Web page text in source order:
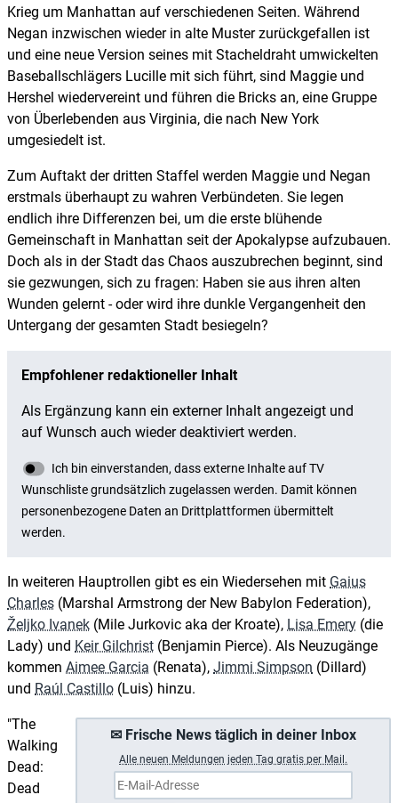
Krieg um Manhattan auf verschiedenen Seiten. Während
Negan inzwischen wieder in alte Muster zurückgefallen ist
und eine neue Version seines mit Stacheldraht umwickelten
Baseballschlägers Lucille mit sich führt, sind Maggie und
Hershel wiedervereint und führen die Bricks an, eine Gruppe
von Überlebenden aus Virginia, die nach New York
umgesiedelt ist.
Zum Auftakt der dritten Staffel werden Maggie und Negan
erstmals überhaupt zu wahren Verbündeten. Sie legen
endlich ihre Differenzen bei, um die erste blühende
Gemeinschaft in Manhattan seit der Apokalypse aufzubauen.
Doch als in der Stadt das Chaos auszubrechen beginnt, sind
sie gezwungen, sich zu fragen: Haben sie aus ihren alten
Wunden gelernt - oder wird ihre dunkle Vergangenheit den
Untergang der gesamten Stadt besiegeln?
In weiteren Hauptrollen gibt es ein Wiedersehen mit Gaius
Charles (Marshal Armstrong der New Babylon Federation),
Željko Ivanek (Mile Jurkovic aka der Kroate), Lisa Emery (die
Lady) und Keir Gilchrist (Benjamin Pierce). Als Neuzugänge
kommen Aimee Garcia (Renata), Jimmi Simpson (Dillard)
und Raúl Castillo (Luis) hinzu.
✉ Frische News täglich in deiner Inbox
Alle neuen Meldungen jeden Tag gratis per Mail.
"The
Walking
Dead:
Dead